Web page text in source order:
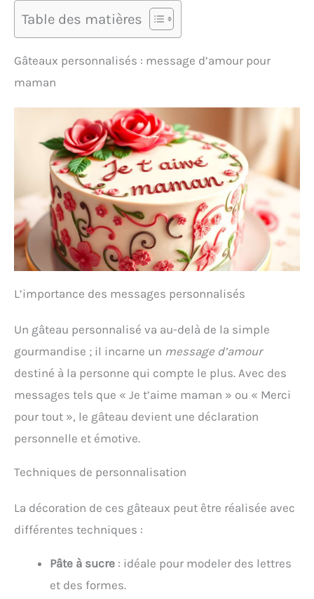
Table des matières
Gâteaux personnalisés : message d’amour pour
maman
L’importance des messages personnalisés
Un gâteau personnalisé va au-delà de la simple
gourmandise ; il incarne un message d’amour
destiné à la personne qui compte le plus. Avec des
messages tels que « Je t’aime maman » ou « Merci
pour tout », le gâteau devient une déclaration
personnelle et émotive.
Techniques de personnalisation
La décoration de ces gâteaux peut être réalisée avec
différentes techniques :
Pâte à sucre : idéale pour modeler des lettres
et des formes.